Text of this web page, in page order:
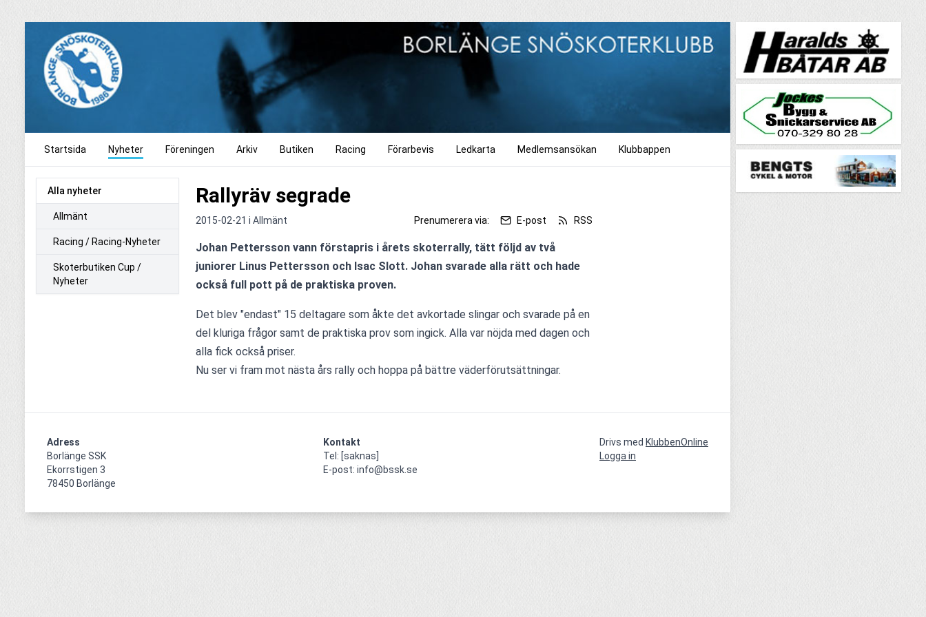
Startsida Nyheter Föreningen Arkiv Butiken Racing Förarbevis Ledkarta Medlemsansökan Klubbappen
Alla nyheter
Allmänt
Racing / Racing-Nyheter
Skoterbutiken Cup /
Nyheter
Rallyräv segrade
2015-02-21 i Allmänt Prenumerera via: E-post RSS
Johan Pettersson vann förstapris i årets skoterrally, tätt följd av två
juniorer Linus Pettersson och Isac Slott. Johan svarade alla rätt och hade
också full pott på de praktiska proven.
Det blev "endast" 15 deltagare som åkte det avkortade slingar och svarade på en
del kluriga frågor samt de praktiska prov som ingick. Alla var nöjda med dagen och
alla fick också priser.
Nu ser vi fram mot nästa års rally och hoppa på bättre väderförutsättningar.
Adress
Borlänge SSK
Ekorrstigen 3
78450 Borlänge
Kontakt
Tel: [saknas]
E-post: info@bssk.se
Drivs med KlubbenOnline
Logga in